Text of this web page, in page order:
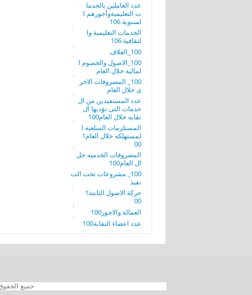
عدد العاملين بالخدما
ت التعليميةوأجورهم ا
لسنوية 106
الخدمات التعليمية وا
لثقافية 106
100_الغلاف
100_الاصول والخصوم ا
لمالية خلال العام
100_ المصروفات الاخر
ى خلال العام
عدد المستفيدين من ال
خدمات التى تؤديها ال
نقابه خلال العام100
المستلزمات السلعية ا
لمستهلكه خلال العام1
00
المصروفات الخدميه خل
ال العام100
100_ مشروعات تحت الت
نفيذ
حركة الاصول الثابتة1
00
العمالة والاجور100
عدد اعضاء النقابة100
جميع الحقوق محفوظة 2012. الجهاز المركزي للتعبئة العامة